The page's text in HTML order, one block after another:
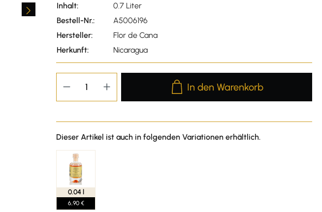
Inhalt:
0.7 Liter
Bestell-Nr.:
A5006196
Hersteller:
Flor de Cana
Herkunft:
Nicaragua
Produkt Anzahl: Gib den
In den Warenkorb
Dieser Artikel ist auch in folgenden Variationen erhältlich.
0.04 l
6,90 €